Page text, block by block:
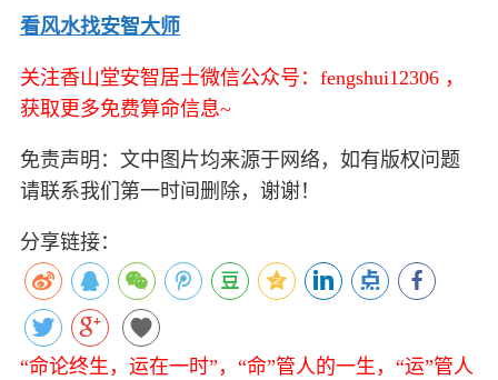
看风水找安智大师
关注香山堂安智居士微信公众号：fengshui12306 ，
获取更多免费算命信息~
免责声明：文中图片均来源于网络，如有版权问题
请联系我们第一时间删除，谢谢！
分享链接：
“命论终生，运在一时”，“命”管人的一生，“运”管人